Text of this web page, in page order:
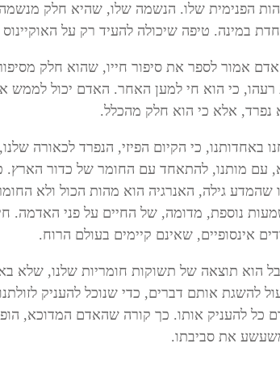
הפנימית שלו. הנשמה שלו, שהיא חלק מנשמה
במינה. טיפה שיכולה להעיד רק על
אמור לספר את סיפור חייו, שהוא חלק
כי הוא חי למען האחר. האדם יכול לממש
נפרד, אלא כי הוא חלק מהכלל.
באחדותנו, כי הקיום הפיזי, הנפרד לכאורה
עם מותנו, להתאחד עם החומר של כדור הארץ.
שהמדע גילה, האנרגיה הוא מהות הכול ולא
נוספת, מדומה, של החיים על פני האדמה.
אינסופיים, שאינם קיימים בעולם הרוח.
הוא תוצאה של תשוקות חומריות שלנו, שלא
להשגת אותם דברים, כדי שנוכל להעניק
כל להעניק אותו. כך קורה שהאדם המדוכא,
את סביבתו.